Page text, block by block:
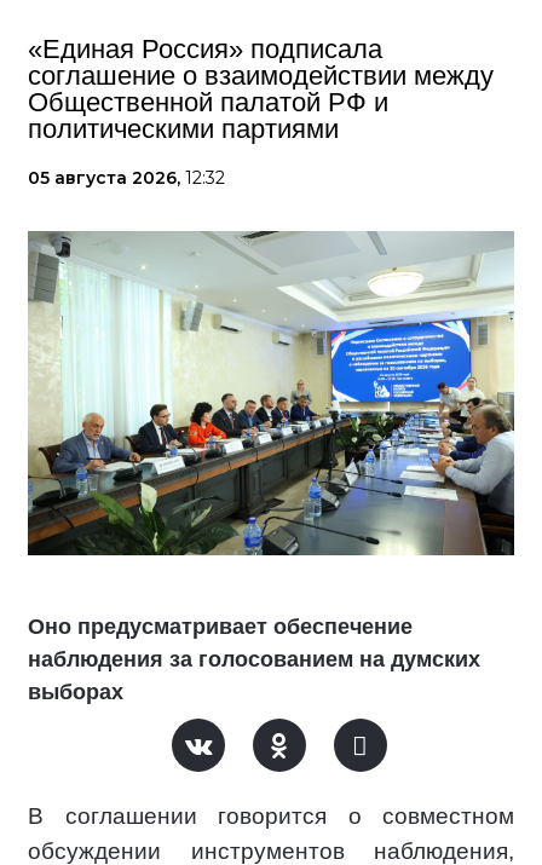
«Единая Россия» подписала
соглашение о взаимодействии между
Общественной палатой РФ и
политическими партиями
05 августа 2026, 12:32
Оно предусматривает обеспечение
наблюдения за голосованием на думских
выборах
В соглашении говорится о совместном
обсуждении инструментов наблюдения,